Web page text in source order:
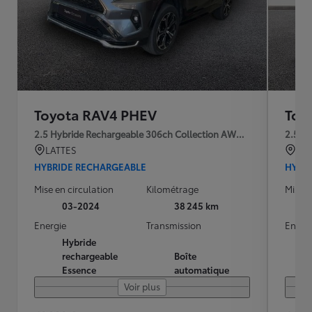
Toyota RAV4 PHEV
2.5 Hybride Rechargeable 306ch Collection AWD-i MY24
LATTES
HYBRIDE RECHARGEABLE
Mise en circulation
03-2024
Kilométrage
38 245 km
Energie
Hybride
rechargeable
Essence
Transmission
Boîte
automatique
Voir plus
2.5
Mise